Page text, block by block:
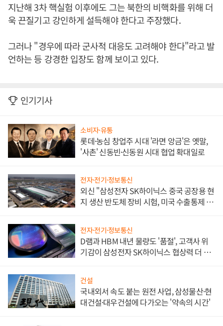
지난해 3차 핵실험 이후에도 그는 북한의 비핵화를 위해 더
욱 끈질기고 강인하게 설득해야 한다고 주장했다.
그러나 "경우에 따라 군사적 대응도 고려해야 한다"라고 발
언하는 등 강경한 입장도 함께 보이고 있다.
인기기사
소비자·유통
롯데·농심 창업주 시대 '라면 앙금'은 옛말,
'사촌' 신동빈·신동원 시대 협업 확대일로
전자·전기·정보통신
외신 "삼성전자 SK하이닉스 중국 공장용 현
지 생산 반도체 장비 시험, 미국 수출통제 대
전자·전기·정보통신
D램과 HBM 내년 물량도 '품절', 고객사 위
기감이 삼성전자 SK하이닉스 협상력 더 키
건설
국내외서 속도 붙는 원전 사업, 삼성물산·현
대건설·대우건설에 다가오는 '약속의 시간'